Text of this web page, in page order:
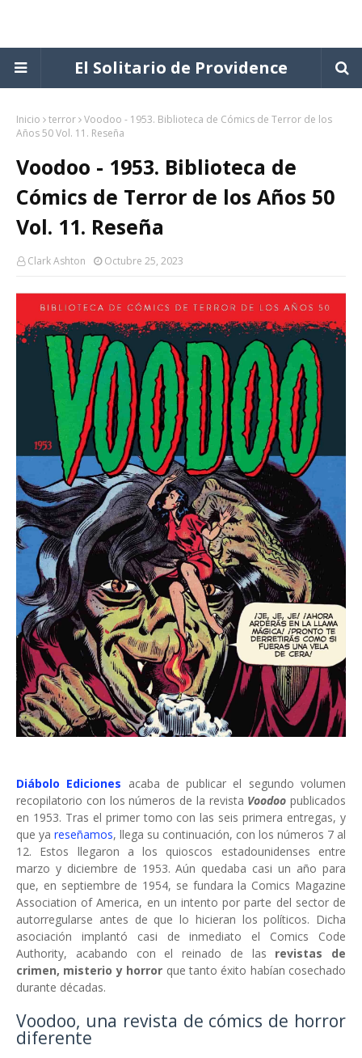
El Solitario de Providence
Inicio terror Voodoo - 1953. Biblioteca de Cómics de Terror de los
Años 50 Vol. 11. Reseña
Voodoo - 1953. Biblioteca de
Cómics de Terror de los Años 50
Vol. 11. Reseña
Clark Ashton Octubre 25, 2023
Diábolo Ediciones acaba de publicar el segundo volumen
recopilatorio con los números de la revista Voodoo publicados
en 1953. Tras el primer tomo con las seis primera entregas, y
que ya reseñamos, llega su continuación, con los números 7 al
12. Estos llegaron a los quioscos estadounidenses entre
marzo y diciembre de 1953. Aún quedaba casi un año para
que, en septiembre de 1954, se fundara la Comics Magazine
Association of America, en un intento por parte del sector de
autorregularse antes de que lo hicieran los políticos. Dicha
asociación implantó casi de inmediato el Comics Code
Authority, acabando con el reinado de las revistas de
crimen, misterio y horror que tanto éxito habían cosechado
durante décadas.
Voodoo, una revista de cómics de horror
diferente